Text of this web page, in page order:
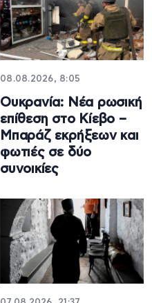
08.08.2026, 8:05
Ουκρανία: Νέα ρωσική
επίθεση στο Κίεβο –
Μπαράζ εκρήξεων και
φωτιές σε δύο
συνοικίες